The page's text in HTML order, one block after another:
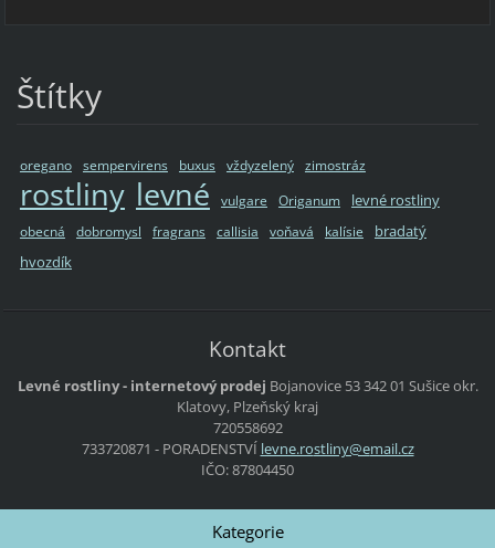
Štítky
oregano sempervirens buxus vždyzelený zimostráz
rostliny levné vulgare Origanum levné rostliny
obecná dobromysl fragrans callisia voňavá kalísie
bradatý
hvozdík
Kontakt
Levné rostliny - internetový prodej Bojanovice 53342 01 Sušiceokr.
Klatovy, Plzeňský kraj
720558692
733720871 - PORADENSTVÍ levne.rostliny@email.cz
IČO: 87804450
Kategorie